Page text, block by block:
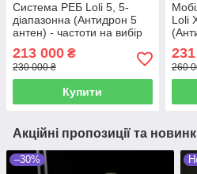
Система РЕБ Loli 5, 5-
діапазонна (Антидрон 5
антен) - частоти на вибір
213 000 ₴
230 000 ₴
Купити
Loli
260
Акційні пропозиції та
–30%